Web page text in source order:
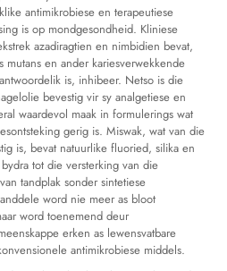
antimikrobiese en terapeutiese
is op mondgesondheid. Kliniese
azadiragtien en nimbidien bevat,
mutans en ander kariesverwekkende
is, inhibeer. Netso is die
bevestig vir sy analgetiese en
waardevol maak in formulerings wat
gerig is. Miswak, wat van die
is, bevat natuurlike fluoried, silika en
tot die versterking van die
tandplak sonder sintetiese
word nie meer as bloot
word toenemend deur
erken as lewensvatbare
antimikrobiese middels.